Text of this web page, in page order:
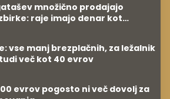
množično prodajajo
raje imajo denar kot
vse manj brezplačnih, za ležalnik
več kot 40 evrov
evrov pogosto ni več dovolj za